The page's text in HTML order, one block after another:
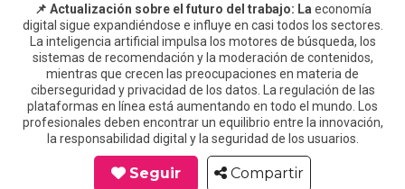
📌 Actualización sobre el futuro del trabajo: La economía
digital sigue expandiéndose e influye en casi todos los sectores.
La inteligencia artificial impulsa los motores de búsqueda, los
sistemas de recomendación y la moderación de contenidos,
mientras que crecen las preocupaciones en materia de
ciberseguridad y privacidad de los datos. La regulación de las
plataformas en línea está aumentando en todo el mundo. Los
profesionales deben encontrar un equilibrio entre la innovación,
la responsabilidad digital y la seguridad de los usuarios.
Seguir Compartir